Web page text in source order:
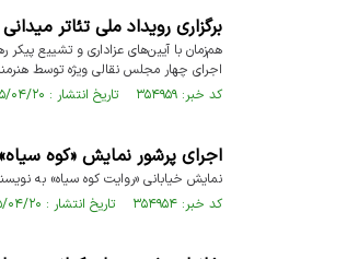
برگزاری رویداد ملی تئاتر
هم‌زمان با آیین‌های عزاداری و تشییع پیکر
اجرای چهار مجلس نقالی ویژه توسط
کد خبر: ۳۵۴۹۵۹ تاریخ انتشار : ۱۴۰۵/۰۴/۲۰
اجرای پرشور نمایش «کوه
نمایش خیابانی «روایت کوه سیاه» به
کد خبر: ۳۵۴۹۵۴ تاریخ انتشار : ۱۴۰۵/۰۴/۲۰